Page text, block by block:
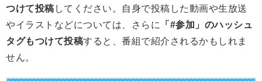
つけて投稿 してください。自身で投稿した動画や生放送
やイラストなどについては、さらに
「#参加」のハッシュ
タグもつけて投稿すると、番組で紹介されるかもしれま
せん。